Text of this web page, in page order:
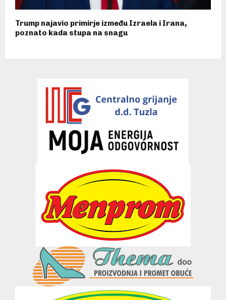
Trump najavio primirje između Izraela i Irana,
poznato kada stupa na snagu